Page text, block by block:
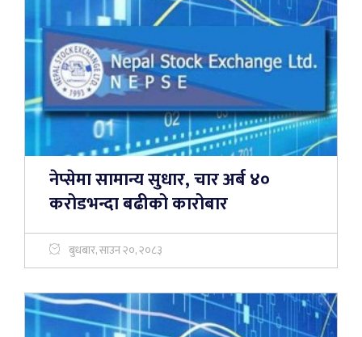
नेप्सेमा सामान्य सुधार, चार अर्ब ४०
करोडभन्दा बढीको कारोबार
बुधबार, साउन २०, २०८३